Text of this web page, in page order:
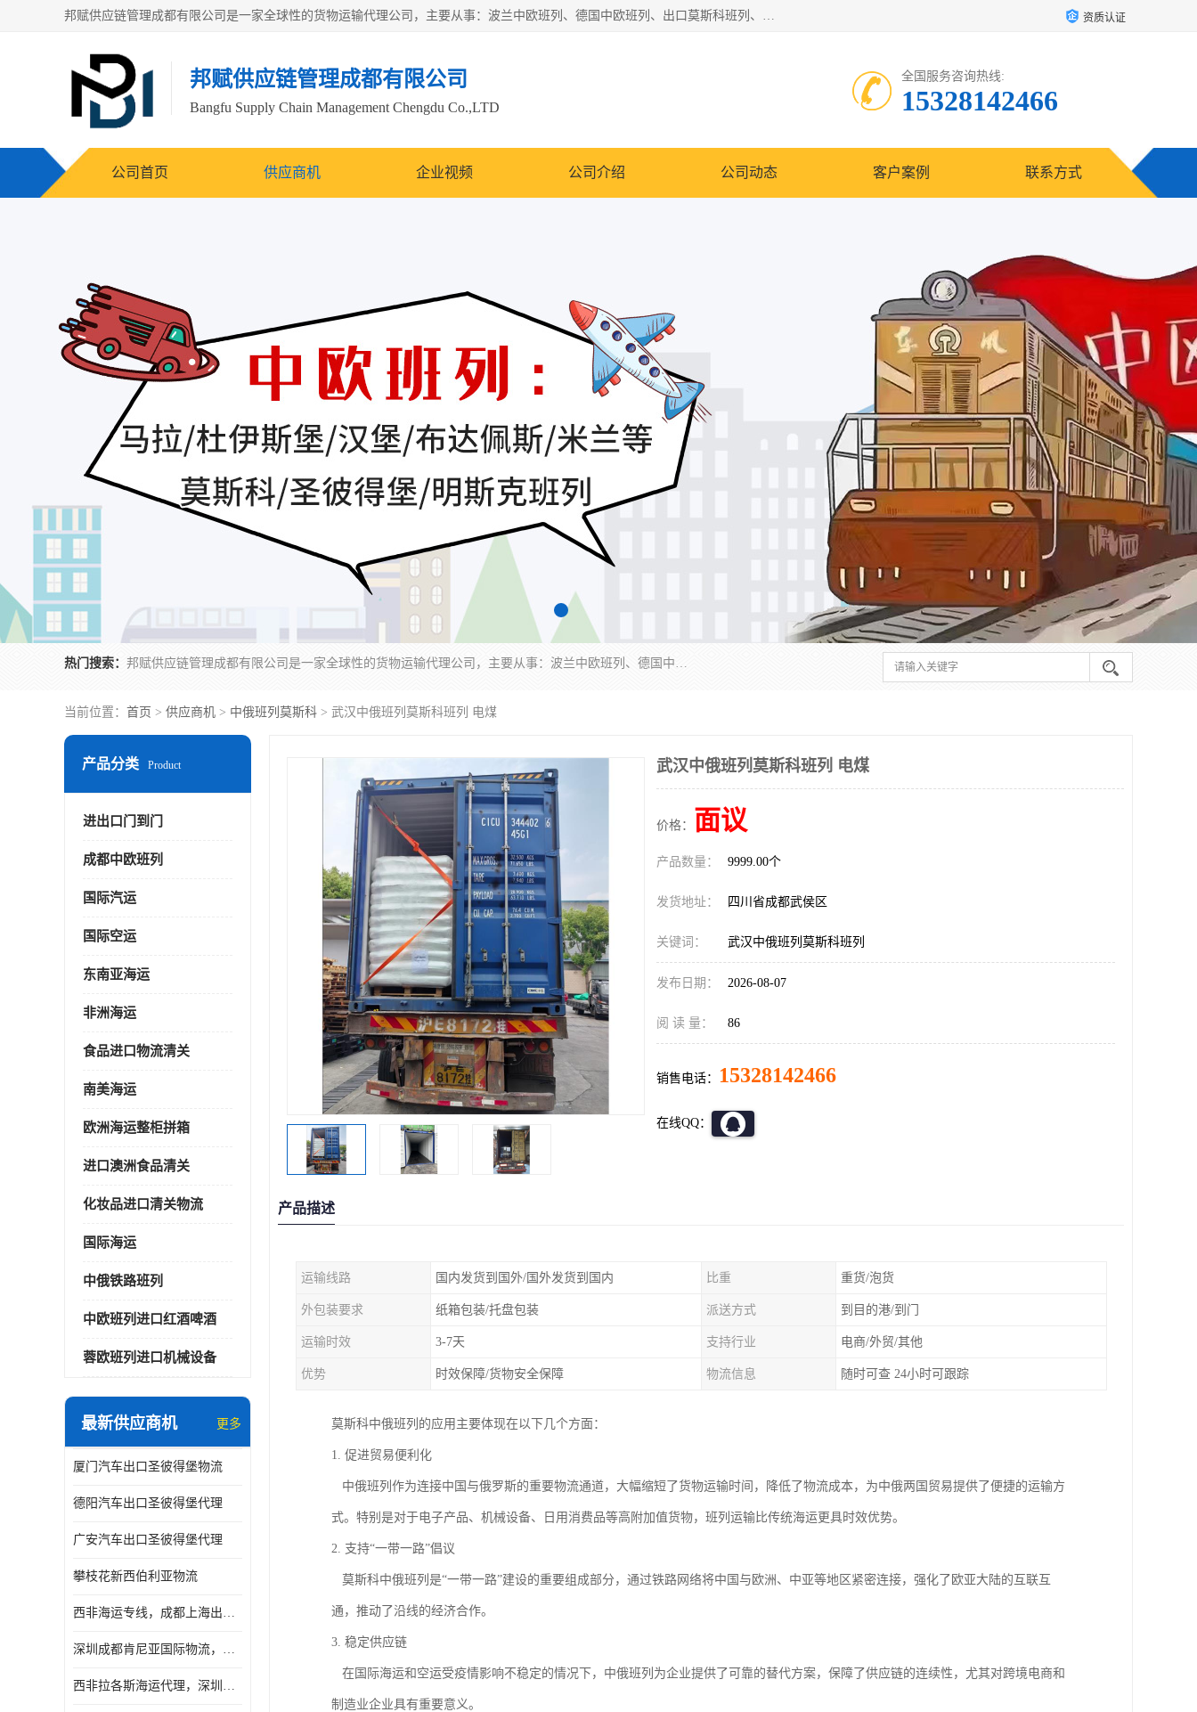
邦赋供应链管理成都有限公司是一家全球性的货物运输代理公司，主要从事：波兰中欧班列、德国中欧班列、出口莫斯科班列、中欧班列进口、蓉欧铁路、成都出口空运等业务，同时亦提供报关、报检、仓储、码头操作等服务。 资质认证
邦赋供应链管理成都有限公司
Bangfu Supply Chain Management Chengdu Co.,LTD
全国服务咨询热线:
15328142466
公司首页 供应商机 企业视频 公司介绍 公司动态 客户案例 联系方式
热门搜索： 邦赋供应链管理成都有限公司是一家全球性的货物运输代理公司，主要从事：波兰中欧班列、德国中欧班列、出口莫斯科班列、中欧班列进口、蓉欧铁路、成都出口空运等业务，同时亦提供报关、报检、仓储、码头操作等服务。
当前位置： 首页 > 供应商机 > 中俄班列莫斯科 > 武汉中俄班列莫斯科班列 电煤
产品分类 Product
进出口门到门
成都中欧班列
国际汽运
国际空运
东南亚海运
非洲海运
食品进口物流清关
南美海运
欧洲海运整柜拼箱
进口澳洲食品清关
化妆品进口清关物流
国际海运
中俄铁路班列
中欧班列进口红酒啤酒
蓉欧班列进口机械设备
最新供应商机 更多
厦门汽车出口圣彼得堡物流
德阳汽车出口圣彼得堡代理
广安汽车出口圣彼得堡代理
攀枝花新西伯利亚物流
西非海运专线，成都上海出口纳米比亚海运
深圳成都肯尼亚国际物流，成都非洲物流公司
西非拉各斯海运代理，深圳成都拉各斯海运
武汉中俄班列莫斯科班列 电煤
价格： 面议
产品数量： 9999.00个
发货地址： 四川省成都武侯区
关键词： 武汉中俄班列莫斯科班列
发布日期： 2026-08-07
阅 读 量： 86
销售电话： 15328142466
在线QQ：
产品描述
运输线路 国内发货到国外/国外发货到国内 比重 重货/泡货
外包装要求 纸箱包装/托盘包装 派送方式 到目的港/到门
运输时效 3-7天 支持行业 电商/外贸/其他
优势 时效保障/货物安全保障 物流信息 随时可查 24小时可跟踪
莫斯科中俄班列的应用主要体现在以下几个方面：
1. 促进贸易便利化
中俄班列作为连接中国与俄罗斯的重要物流通道，大幅缩短了货物运输时间，降低了物流成本，为中俄两国贸易提供了便捷的运输方
式。特别是对于电子产品、机械设备、日用消费品等高附加值货物，班列运输比传统海运更具时效优势。
2. 支持“一带一路”倡议
莫斯科中俄班列是“一带一路”建设的重要组成部分，通过铁路网络将中国与欧洲、中亚等地区紧密连接，强化了欧亚大陆的互联互
通，推动了沿线的经济合作。
3. 稳定供应链
在国际海运和空运受疫情影响不稳定的情况下，中俄班列为企业提供了可靠的替代方案，保障了供应链的连续性，尤其对跨境电商和
制造业企业具有重要意义。